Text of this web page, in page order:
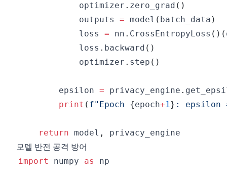
            optimizer
. zero_grad ( )
            outputs
= model ( batch_data )
            loss
= nn . CrossEntropyLoss ( ) (
            loss
. backward ( )
            optimizer
. step ( )
        epsilon
= privacy_engine .
print ( f"Epoch {epoch+1} : epsilon
return model ,
모델 반전 공격 방어
import numpy as